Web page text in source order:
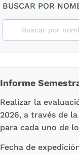
BUSCAR POR
Informe
Realizar la
2026, a través de
para cada uno de
Fecha de